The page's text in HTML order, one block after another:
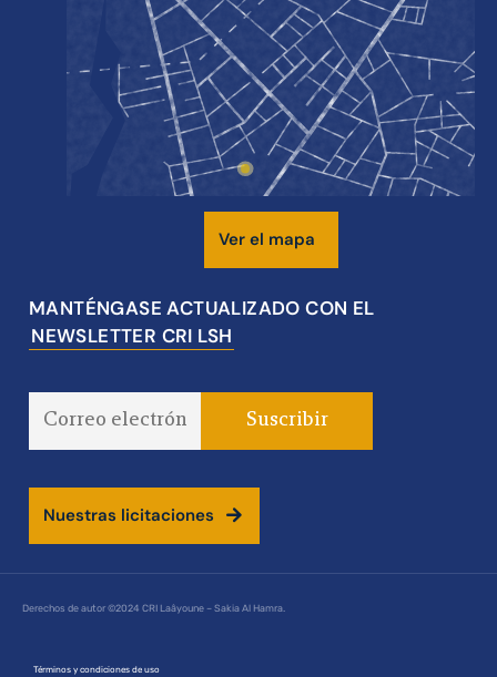
Ver el mapa
MANTÉNGASE ACTUALIZADO CON EL
NEWSLETTER CRI LSH
Nuestras licitaciones
Derechos de autor ©2024 CRI Laâyoune – Sakia Al Hamra.
Términos y condiciones de uso